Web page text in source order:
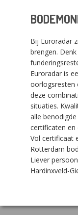
Bij Euroradar
brengen.
Euroradar is
oorlogsresten
deze
situaties.
alle
certificaten en
Vol certificaat
Rotterdam
Liever
Hardinxveld-